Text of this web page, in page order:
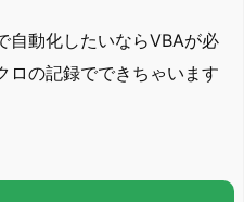
自動化したいならVBAが必
ロの記録でできちゃいます